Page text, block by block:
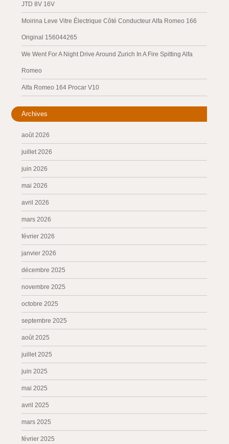
JTD 8V 16V
Moirina Leve Vitre Électrique Côté Conducteur Alfa Romeo 166
Original 156044265
We Went For A Night Drive Around Zurich In A Fire Spitting Alfa
Romeo
Alfa Romeo 164 Procar V10
Archives
août 2026
juillet 2026
juin 2026
mai 2026
avril 2026
mars 2026
février 2026
janvier 2026
décembre 2025
novembre 2025
octobre 2025
septembre 2025
août 2025
juillet 2025
juin 2025
mai 2025
avril 2025
mars 2025
février 2025